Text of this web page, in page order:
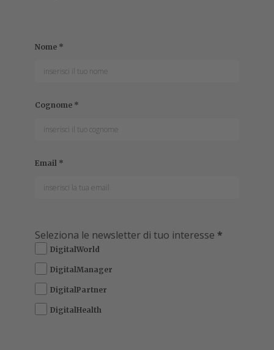
Nome *
Cognome *
Email *
Seleziona le newsletter di tuo interesse *
DigitalWorld
DigitalManager
DigitalPartner
DigitalHealth